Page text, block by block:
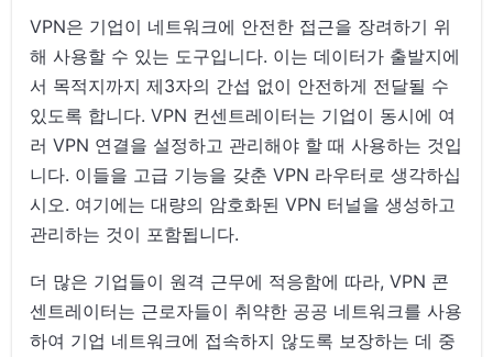
VPN은 기업이 네트워크에 안전한 접근을 장려하기 위
해 사용할 수 있는 도구입니다. 이는 데이터가 출발지에
서 목적지까지 제3자의 간섭 없이 안전하게 전달될 수
있도록 합니다. VPN 컨센트레이터는 기업이 동시에 여
러 VPN 연결을 설정하고 관리해야 할 때 사용하는 것입
니다. 이들을 고급 기능을 갖춘 VPN 라우터로 생각하십
시오. 여기에는 대량의 암호화된 VPN 터널을 생성하고
관리하는 것이 포함됩니다.
더 많은 기업들이 원격 근무에 적응함에 따라, VPN 콘
센트레이터는 근로자들이 취약한 공공 네트워크를 사용
하여 기업 네트워크에 접속하지 않도록 보장하는 데 중